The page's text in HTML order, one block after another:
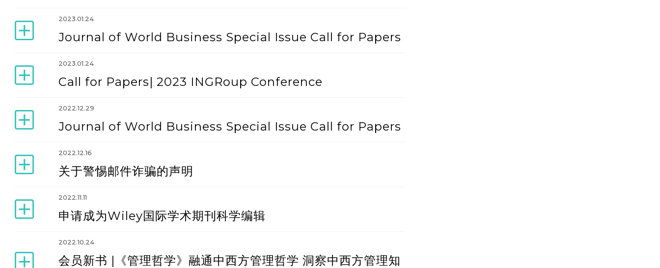
2023.01.24
Journal of World Business Special Issue Call for Papers
2023.01.24
Call for Papers| 2023 INGRoup Conference
2022.12.29
Journal of World Business Special Issue Call for Papers
2022.12.16
关于警惕邮件诈骗的声明
2022.11.11
申请成为Wiley国际学术期刊科学编辑
2022.10.24
会员新书 |《管理哲学》融通中西方管理哲学 洞察中西方管理知